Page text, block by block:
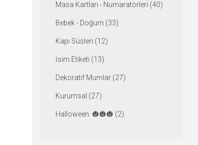
Masa Kartları - Numaratörleri (40)
Bebek - Doğum (33)
Kapı Süsleri (12)
İsim Etiketi (13)
Dekoratif Mumlar (27)
Kurumsal (27)
Halloween 🎃🎃🎃 (2)